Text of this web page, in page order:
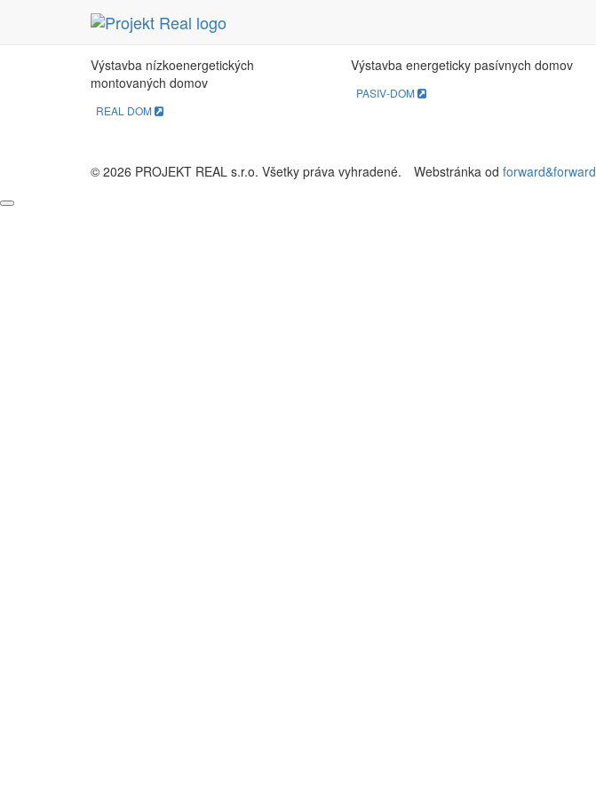
REAL DOM
Výstavba nízkoenergetických
montovaných domov
REAL DOM
Výstavba energeticky pasívnych domov
PASIV-DOM
© 2026 PROJEKT REAL s.r.o. Všetky práva vyhradené.
Webstránka od forward&forward